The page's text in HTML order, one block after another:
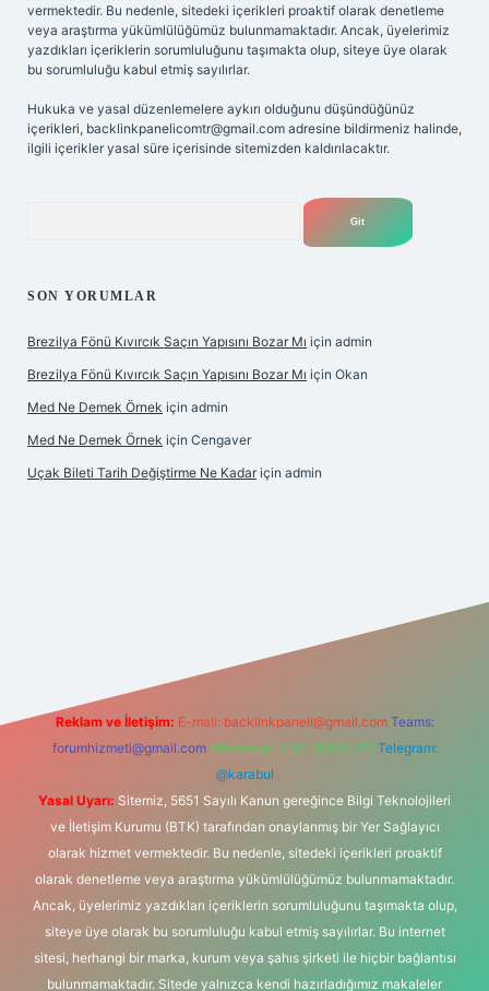
vermektedir. Bu nedenle, sitedeki içerikleri proaktif olarak denetleme
veya araştırma yükümlülüğümüz bulunmamaktadır. Ancak, üyelerimiz
yazdıkları içeriklerin sorumluluğunu taşımakta olup, siteye üye olarak
bu sorumluluğu kabul etmiş sayılırlar.
Hukuka ve yasal düzenlemelere aykırı olduğunu düşündüğünüz
içerikleri, backlinkpanelicomtr@gmail.com adresine bildirmeniz halinde,
ilgili içerikler yasal süre içerisinde sitemizden kaldırılacaktır.
SON YORUMLAR
Brezilya Fönü Kıvırcık Saçın Yapısını Bozar Mı için admin
Brezilya Fönü Kıvırcık Saçın Yapısını Bozar Mı için Okan
Med Ne Demek Örnek için admin
Med Ne Demek Örnek için Cengaver
Uçak Bileti Tarih Değiştirme Ne Kadar için admin
Reklam ve İletişim: E-mail: backlinkpaneli@gmail.com Teams:
forumhizmeti@gmail.com Whatsapp: 0262 606 0 726 Telegram:
@karabul
Yasal Uyarı: Sitemiz, 5651 Sayılı Kanun gereğince Bilgi Teknolojileri
ve İletişim Kurumu (BTK) tarafından onaylanmış bir Yer Sağlayıcı
olarak hizmet vermektedir. Bu nedenle, sitedeki içerikleri proaktif
olarak denetleme veya araştırma yükümlülüğümüz bulunmamaktadır.
Ancak, üyelerimiz yazdıkları içeriklerin sorumluluğunu taşımakta olup,
siteye üye olarak bu sorumluluğu kabul etmiş sayılırlar. Bu internet
sitesi, herhangi bir marka, kurum veya şahıs şirketi ile hiçbir bağlantısı
bulunmamaktadır. Sitede yalnızca kendi hazırladığımız makaleler